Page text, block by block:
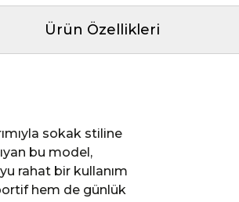
Ürün Özellikleri
sokak stiline
bu model,
rahat bir kullanım
hem de günlük